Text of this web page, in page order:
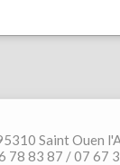
Saint Ouen
78 83 87 / 07 67